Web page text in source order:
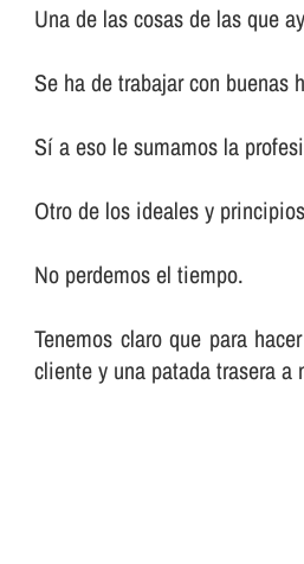
Una de las cosas de las que
Se ha de trabajar con buenas
Sí­ a eso le sumamos la
Otro de los ideales y
No perdemos el tiempo.
Tenemos claro que para
cliente y una patada trasera a